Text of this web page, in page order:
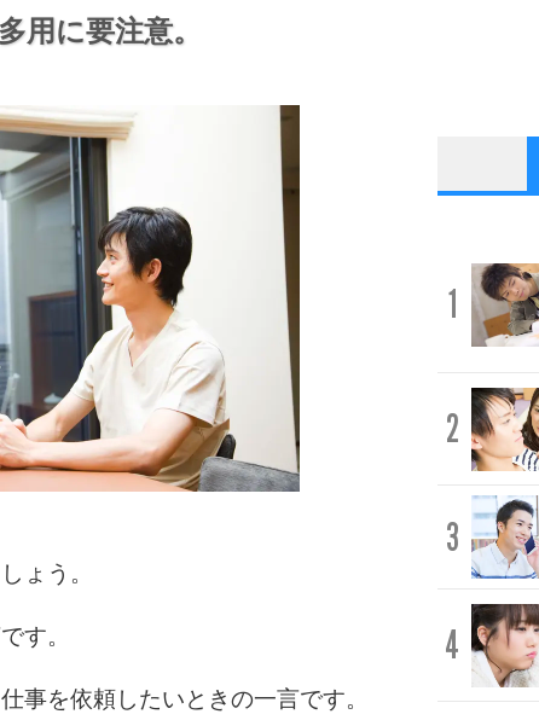
用に要注意。
ょう。
す。
事を依頼したいときの一言です。
1
2
3
4